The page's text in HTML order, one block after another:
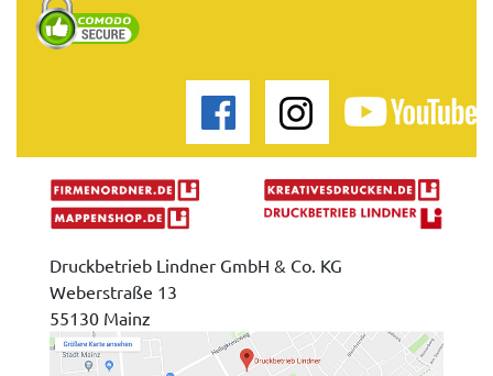
Druckbetrieb Lindner GmbH & Co. KG
Weberstraße 13
55130 Mainz